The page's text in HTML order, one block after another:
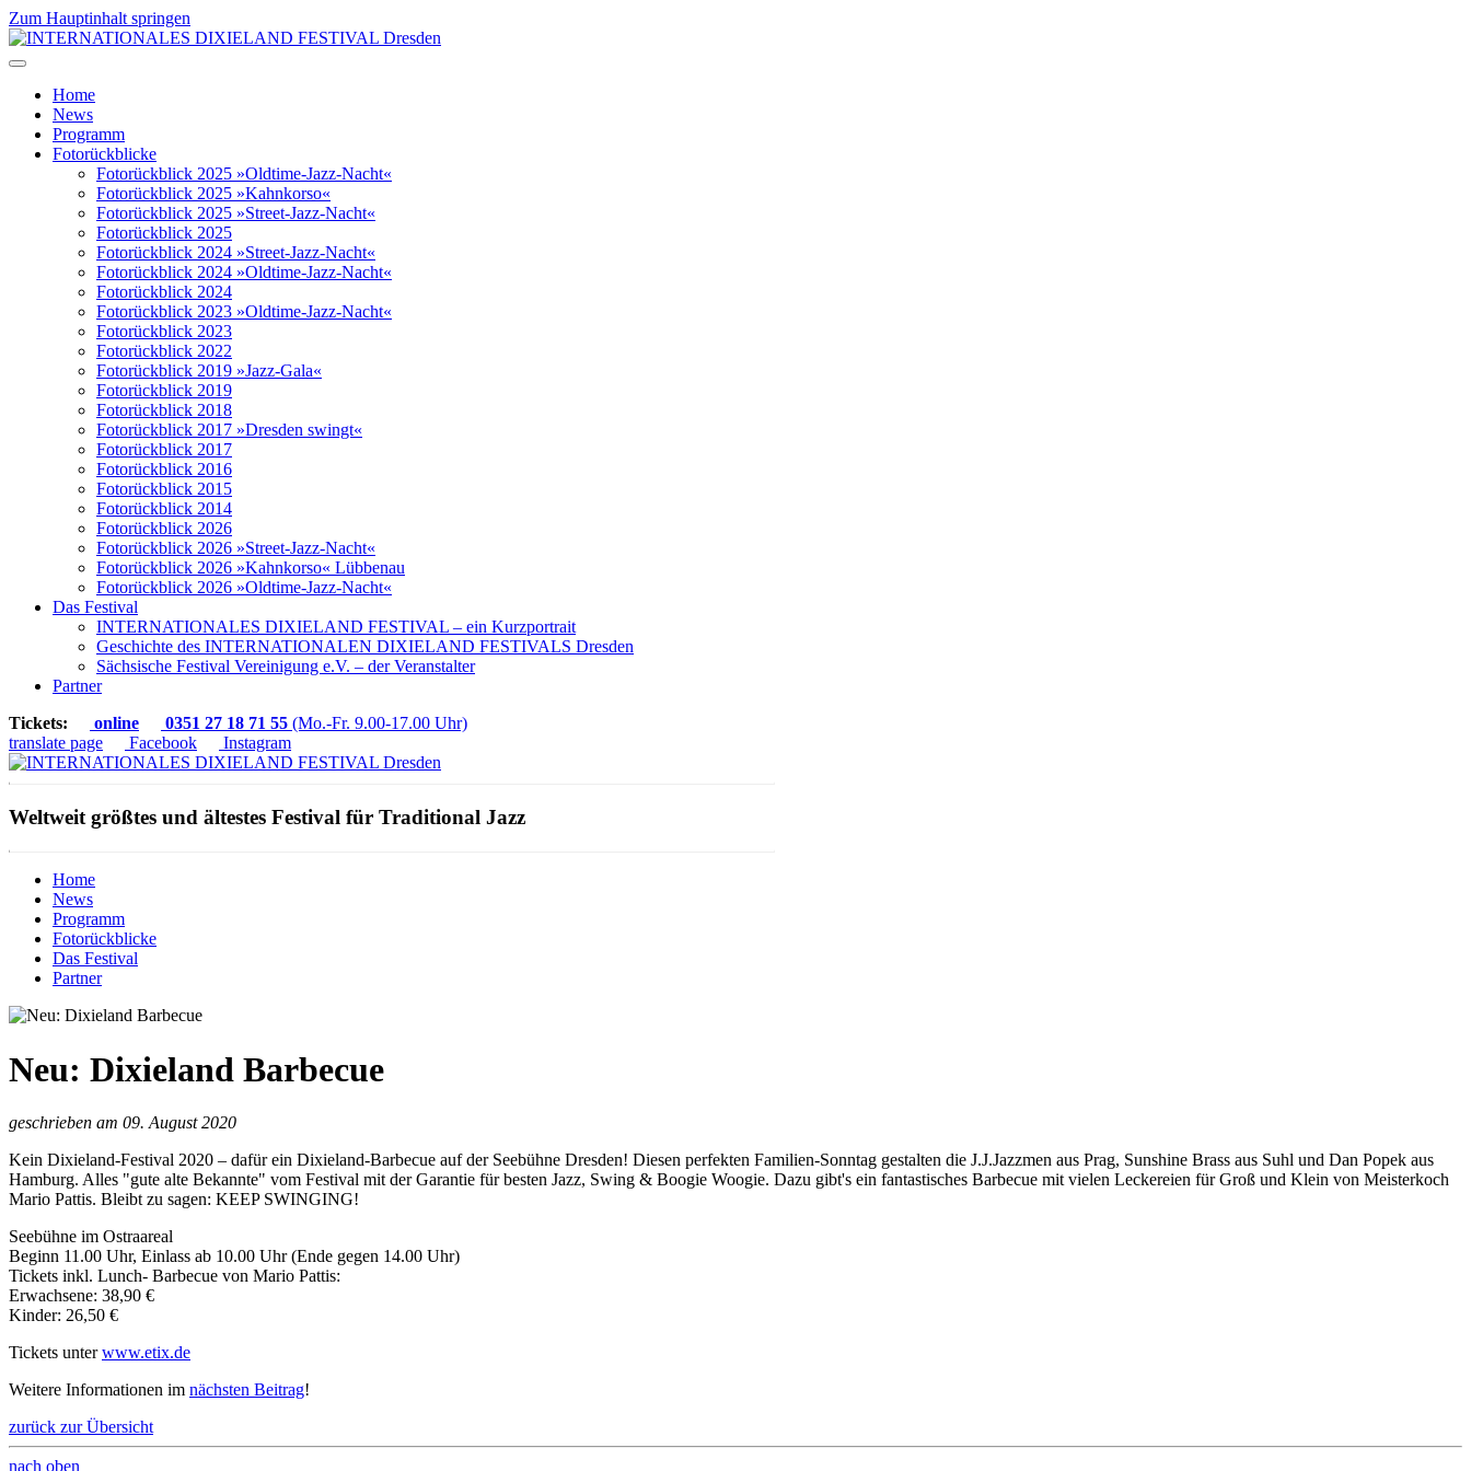
Zum Hauptinhalt springen
Home
News
Programm
Fotorückblicke
Fotorückblick 2025 »Oldtime-Jazz-Nacht«
Fotorückblick 2025 »Kahnkorso«
Fotorückblick 2025 »Street-Jazz-Nacht«
Fotorückblick 2025
Fotorückblick 2024 »Street-Jazz-Nacht«
Fotorückblick 2024 »Oldtime-Jazz-Nacht«
Fotorückblick 2024
Fotorückblick 2023 »Oldtime-Jazz-Nacht«
Fotorückblick 2023
Fotorückblick 2022
Fotorückblick 2019 »Jazz-Gala«
Fotorückblick 2019
Fotorückblick 2018
Fotorückblick 2017 »Dresden swingt«
Fotorückblick 2017
Fotorückblick 2016
Fotorückblick 2015
Fotorückblick 2014
Fotorückblick 2026
Fotorückblick 2026 »Street-Jazz-Nacht«
Fotorückblick 2026 »Kahnkorso« Lübbenau
Fotorückblick 2026 »Oldtime-Jazz-Nacht«
Das Festival
INTERNATIONALES DIXIELAND FESTIVAL – ein Kurzportrait
Geschichte des INTERNATIONALEN DIXIELAND FESTIVALS Dresden
Sächsische Festival Vereinigung e.V. – der Veranstalter
Partner
Tickets:
online 0351 27 18 71 55 (Mo.-Fr. 9.00-17.00 Uhr)
translate page
Facebook Instagram
Weltweit größtes und ältestes Festival für Traditional Jazz
Home
News
Programm
Fotorückblicke
Das Festival
Partner
Neu: Dixieland Barbecue
geschrieben am 09. August 2020
Kein Dixieland-Festival 2020 – dafür ein Dixieland-Barbecue auf der Seebühne Dresden! Diesen perfekten Familien-Sonntag gestalten die J.J.Jazzmen aus Prag, Sunshine Brass aus Suhl und Dan Popek aus
Hamburg. Alles "gute alte Bekannte" vom Festival mit der Garantie für besten Jazz, Swing & Boogie Woogie. Dazu gibt's ein fantastisches Barbecue mit vielen Leckereien für Groß und Klein von Meisterkoch
Mario Pattis. Bleibt zu sagen: KEEP SWINGING!
Seebühne im Ostraareal
Beginn 11.00 Uhr, Einlass ab 10.00 Uhr (Ende gegen 14.00 Uhr)
Tickets inkl. Lunch- Barbecue von Mario Pattis:
Erwachsene: 38,90 €
Kinder: 26,50 €
Tickets unterwww.etix.de
Weitere Informationen im nächsten Beitrag!
zurück zur Übersicht
nach oben